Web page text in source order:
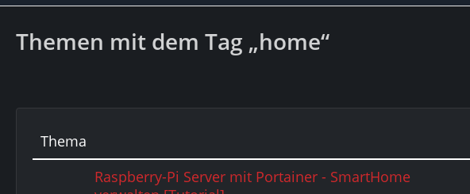
Themen mit dem Tag „home“
Thema
Raspberry-Pi Server mit Portainer - SmartHome